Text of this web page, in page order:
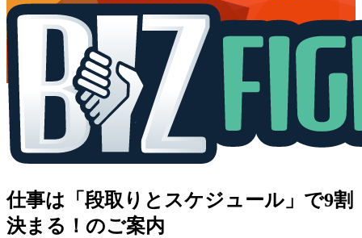
仕事は「段取りとスケジュール」で9割
決まる！のご案内